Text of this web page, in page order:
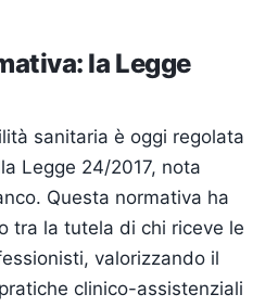
la Legge
sanitaria è oggi regolata
Legge 24/2017, nota
Questa normativa ha
tra la tutela di chi riceve le
valorizzando il
clinico-assistenziali